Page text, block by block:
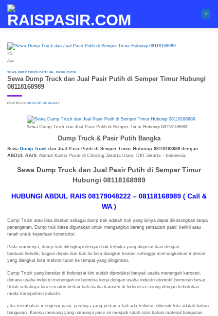
content
25
Agu
SEWA DUMP TRUCK DAN JUAL PASIR PUTIH
Sewa Dump Truck dan Jual Pasir Putih di Semper Timur Hubungi
08118168989
POSTED ON25 AGUSTUS 2018 BY
Sewa Dump Truck dan Jual Pasir Putih di Semper Timur Hubungi 08118168989
Dump Truck & Pasir Putih Bangka
Sewa Dump Truck dan Jual Pasir Putih di Semper Timur Hubungi 08118168989 dengan
ABDUL RAIS. Alamat Kantor Pusat di Cilincing Jakarta Utara, DKI Jakarta – Indonesia.
Sewa Dump Truck dan Jual Pasir Putih di Semper Timur
Hubungi 08118168989
HUBUNGI ABDUL RAIS 08179048222 – 08118168989 ( Call &
WA )
Dump Truck atau bisa disebut sebagai dump truk adalah truk yang isinya dapat dikosongkan tanpa
penanganan. Dump truk biasa digunakan untuk mengangkut barang semacam pasir, kerikil atau
tanah untuk keperluan konstruksi.
Pada umumnya, dump truk dilengkapi dengan bak terbuka yang dioperasikan dengan
bantuan hidrolik, bagian depan dari bak itu bisa diangkat keatas sehingga memungkinkan material
yang diangkut bisa melorot turun ke tempat yang diinginkan.
Dump Truck yang beredar di Indonesia kini sudah diproduksi banyak usaha menengah karoseri,
dimana usaha industri menengah ini bermitra kerja dengan usaha industri otomotif bermesin besar.
Itulah sebabnya kini semakin bertambah usaha karoseri di Indonesia seiring dengan kebutuhan
moda transportasi industri.
Jika membahas mengenai pasir, pastinya yang pertama kali ada terlintas dibenak kita adalah bahan
bangunan. Karena memang yang namanya pasir ini menjadi salah satu bahan material bangunan